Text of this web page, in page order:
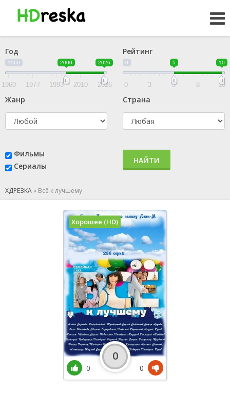
Год
1960 2000 2026
1960 1977 1993 2010 2026
Рейтинг
0 5 10
0 3 5 8 10
Жанр Страна
Фильмы
Сериалы
НАЙТИ
ХДРЕЗКА» Всё к лучшему
Хорошее (HD)
0
0
0